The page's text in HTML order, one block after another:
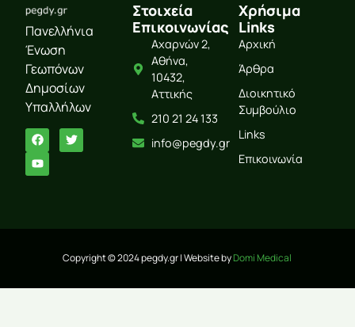
Πανελλήνια
Ένωση
Γεωπόνων
Δημοσίων
Υπαλλήλων
Στοιχεία
Επικοινωνίας
Αχαρνών 2,
Αθήνα,
10432,
Αττικής
210 21 24 133
info@pegdy.gr
Χρήσιμα
Links
Αρχική
Άρθρα
Διοικητικό
Συμβούλιο
Links
Επικοινωνία
Copyright © 2024 pegdy.gr | Website byDomi Medical